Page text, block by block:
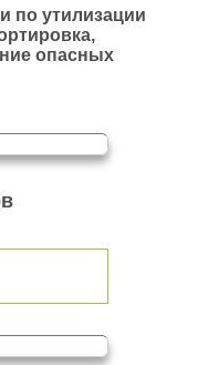
по утилизации
опасных